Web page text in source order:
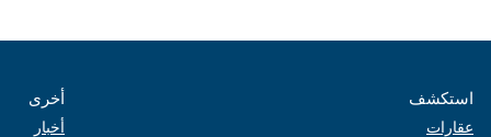
استكشف
عقارات
أخرى
أخبار